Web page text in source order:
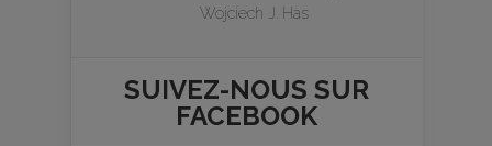
Wojciech J. Has
SUIVEZ-NOUS SUR
FACEBOOK